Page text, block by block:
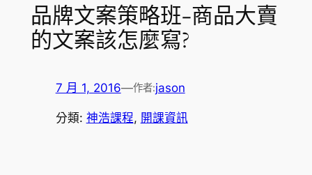
品牌文案策略班-商品大賣
的文案該怎麼寫?
7 月 1, 2016—作者:jason
分類: 神浩課程, 開課資訊